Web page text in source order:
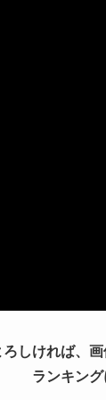
しければ、
ランキン